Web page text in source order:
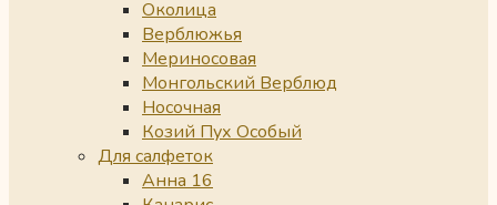
Околица
Верблюжья
Мериносовая
Монгольский Верблюд
Носочная
Козий Пух Особый
Для салфеток
Анна 16